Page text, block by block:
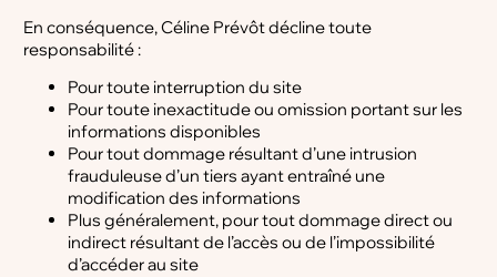
En conséquence, Céline Prévôt décline toute
responsabilité :
Pour toute interruption du site
Pour toute inexactitude ou omission portant sur les
informations disponibles
Pour tout dommage résultant d’une intrusion
frauduleuse d’un tiers ayant entraîné une
modification des informations
Plus généralement, pour tout dommage direct ou
indirect résultant de l’accès ou de l’impossibilité
d’accéder au site